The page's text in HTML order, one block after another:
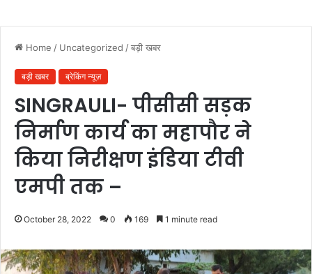
Home / Uncategorized /बड़ी खबर
बड़ी खबर ब्रेकिंग न्यूज़
SINGRAULI- पीसीसी सड़क
निर्माण कार्य का महापौर ने
किया निरीक्षण इंडिया टीवी
एमपी तक –
October 28, 2022 0 169 1 minute read